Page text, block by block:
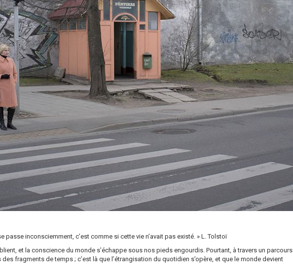
passe inconsciemment, c’est comme si cette vie n’avait pas existé. » L. Tolstoï
et la conscience du monde s’échappe sous nos pieds engourdis. Pourtant, à travers un parcours
fragments de temps ; c’est là que l’étrangisation du quotidien s’opère, et que le monde devient